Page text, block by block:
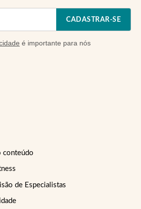
CADASTRAR-SE
é importante para nós
conteúdo
de Especialistas